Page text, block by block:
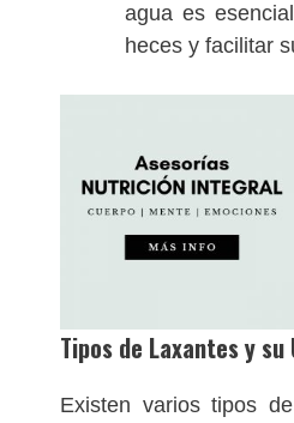
agua es
heces y facilitar
Tipos de Laxantes y su
Existen varios tipos